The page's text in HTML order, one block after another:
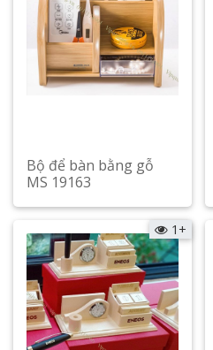
Bộ để bàn bằng gỗ
MS 19163
Xem chi tiết
1+